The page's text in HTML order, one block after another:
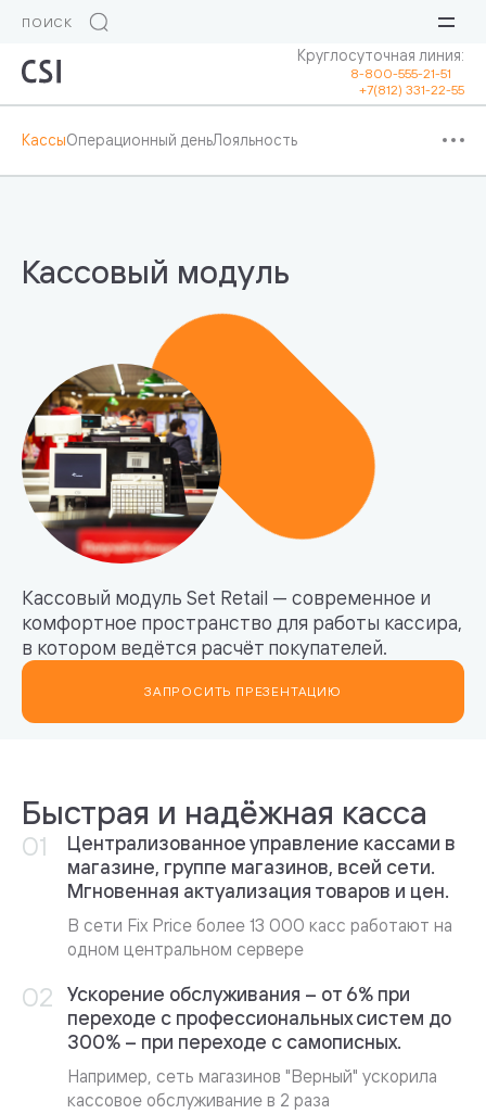
Круглосуточная линия:
8-800-555-21-51
+7(812) 331-22-55
КассыОперационный деньЛояльность
Кассовый модуль
Кассовый модуль Set Retail — cовременное и
комфортное пространство для работы кассира,
в котором ведётся расчёт покупателей.
ЗАПРОСИТЬ ПРЕЗЕНТАЦИЮ
Быстрая и надёжная касса
Централизованное управление кассами в
магазине, группе магазинов, всей сети.
Мгновенная актуализация товаров и цен.
В сети Fix Price более 13 000 касс работают на
одном центральном сервере
Ускорение обслуживания – от 6% при
переходе с профессиональных систем до
300% – при переходе с самописных.
Например, сеть магазинов "Верный" ускорила
кассовое обслуживание в 2 раза